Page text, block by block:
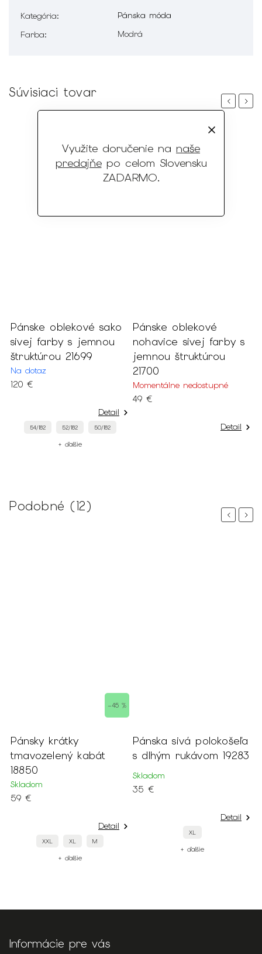
Využite doručenie na naše
predajňepo celom Slovensku
ZADARMO.
Kategória:
Pánska móda
Farba: Modrá
Súvisiaci tovar
Previous
Pánske oblekové sako
sivej farby s jemnou
štruktúrou 21699
Na dotaz
120 €
Detail
54/182 52/182 50/182
+ ďalšie
Pánske oblekové
nohavice sivej farby s
jemnou štruktúrou
21700
Momentálne nedostupné
49 €
Detail
Next
Podobné (12)
Previous
–45 %
Pánsky krátky
tmavozelený kabát
18850
Skladom
59 €
Detail
XXL XL M
+ ďalšie
Pánska sivá polokošeľa
s dlhým rukávom 19283
Skladom
35 €
Detail
XL
+ ďalšie
Next
Informácie pre vás